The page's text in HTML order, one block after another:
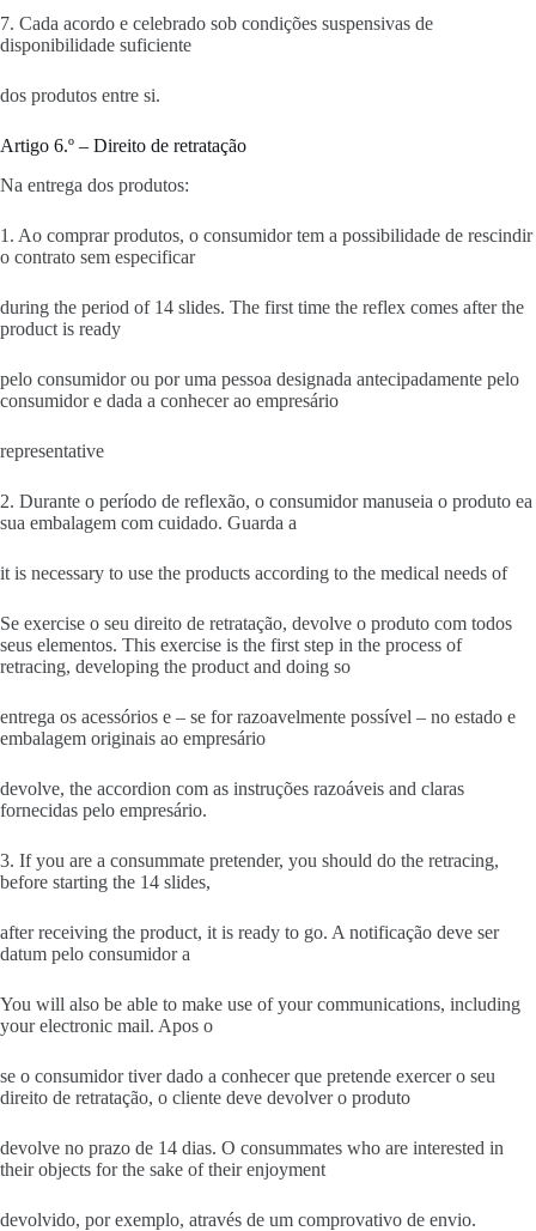
7. Cada acordo e celebrado sob condições suspensivas de
disponibilidade suficiente
dos produtos entre si.
Artigo 6.º – Direito de retratação
Na entrega dos produtos:
1. Ao comprar produtos, o consumidor tem a possibilidade de rescindir
o contrato sem especificar
during the period of 14 slides. The first time the reflex comes after the
product is ready
pelo consumidor ou por uma pessoa designada antecipadamente pelo
consumidor e dada a conhecer ao empresário
representative
2. Durante o período de reflexão, o consumidor manuseia o produto ea
sua embalagem com cuidado. Guarda a
it is necessary to use the products according to the medical needs of
Se exercise o seu direito de retratação, devolve o produto com todos
seus elementos. This exercise is the first step in the process of
retracing, developing the product and doing so
entrega os acessórios e – se for razoavelmente possível – no estado e
embalagem originais ao empresário
devolve, the accordion com as instruções razoáveis ​​and claras
fornecidas pelo empresário.
3. If you are a consummate pretender, you should do the retracing,
before starting the 14 slides,
after receiving the product, it is ready to go. A notificação deve ser
datum pelo consumidor a
You will also be able to make use of your communications, including
your electronic mail. Apos o
se o consumidor tiver dado a conhecer que pretende exercer o seu
direito de retratação, o cliente deve devolver o produto
devolve no prazo de 14 dias. O consummates who are interested in
their objects for the sake of their enjoyment
devolvido, por exemplo, através de um comprovativo de envio.